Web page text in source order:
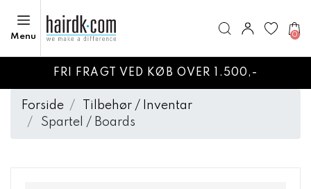
Menu 0
FRI FRAGT VED KØB OVER 1.500,-
Forside
Tilbehør / Inventar
Spartel / Boards